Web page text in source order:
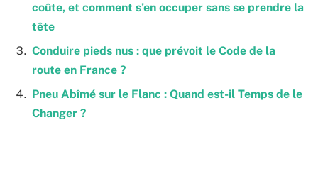
coûte, et comment s’en occuper sans se prendre la
tête
Conduire pieds nus : que prévoit le Code de la
route en France ?
Pneu Abîmé sur le Flanc : Quand est-il Temps de le
Changer ?